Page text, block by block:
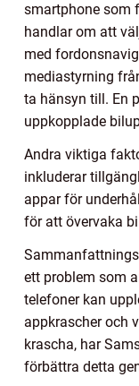
smartphone som
handlar om att
med
mediastyrning
ta hänsyn till. En
uppkopplade
Andra viktiga
inkluderar
appar för
för att övervaka
ett problem som
telefoner kan
appkrascher och
krascha, har
förbättra detta